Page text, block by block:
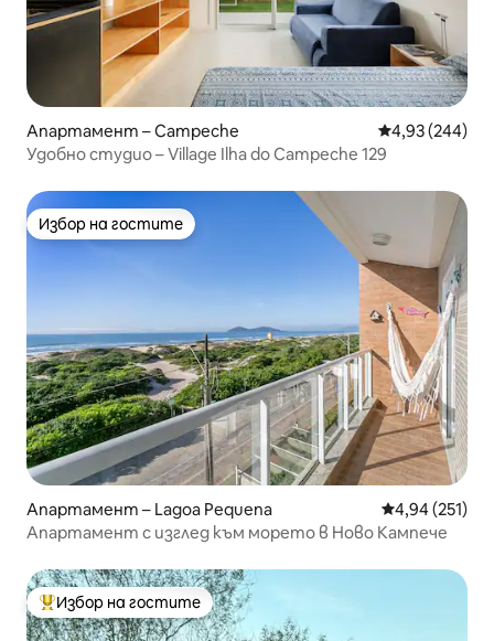
Апартамент – Campeche Средна
4,93 (244)
Удобно студио – Village Ilha do Campeche 129
Избор на гостите
Избор на гостите
Апартамент – Lagoa Pequena Средна
4,94 (251)
Апартамент с изглед към морето в Ново Кампече
Най-популярен избор на гостите
Избор на гостите